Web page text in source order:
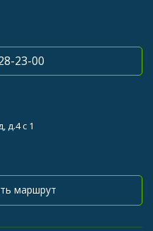
23-00
д.4 с 1
маршрут